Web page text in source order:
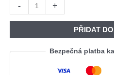
14
-
s
dveřmi
se
+
PŘIDAT
Bezpečná platba